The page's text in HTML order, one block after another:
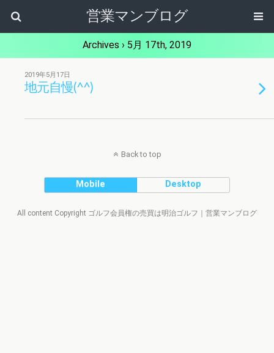
営業マンブログ
Archives › 5月 17th, 2019
2019年5月17日
地元自慢(^^)
Back to top
Mobile Desktop
All content Copyright ゴルフ会員権の売買は明治ゴルフ｜営業マンブログ